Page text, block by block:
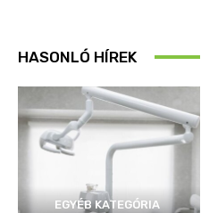
HASONLÓ HÍREK
EGYÉB KATEGÓRIA